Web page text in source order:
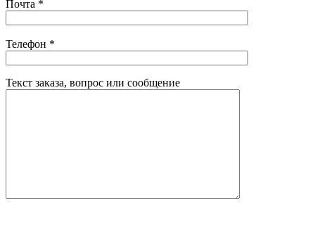
Почта *
Телефон *
Текст заказа, вопрос или сообщение